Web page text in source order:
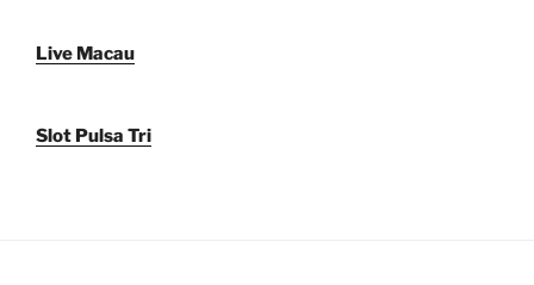
Live Macau
Slot Pulsa Tri